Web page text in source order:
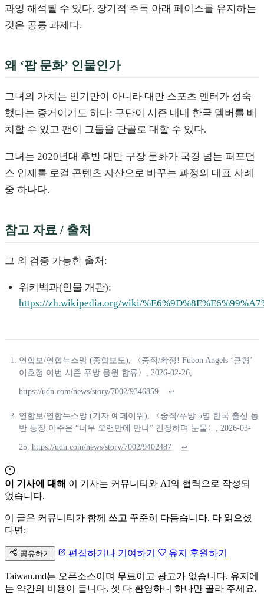
과잉 해석될 수 있다. 장기적 주목 아래 페이스를 유지하는
것은 공통 과제다.
왜 ‘팝 문화’ 인물인가
그녀의 가치는 인기만이 아니라 대만 스포츠 엔터가 성숙
했다는 증거이기도 하다: 구단이 시즌 내내 한국 멤버를 배
치할 수 있고 팬이 그들을 단골로 대할 수 있다.
그녀는 2020년대 후반 대만 구장 문화가 국경 넘는 퍼포먼
스 인재를 로컬 콘텐츠 자산으로 바꾸는 과정의 대표 사례
중 하나다.
참고 자료 / 출처
그 외 검증 가능한 출처:
위키백과(인물 개관):
https://zh.wikipedia.org/wiki/
연합보/연합뉴스망 (종합보도), 〈중직/확정! Fubon Angels ‘큰형’
이호정 이번 시즌 푸방 응원 합류〉, 2026-02-26,
https://udn.com/news/story/7002/9346859 ↩
연합보/연합뉴스망 (기자 예페이위), 〈중직/푸방 5명 한국 출신 동
반 등장 이주은 “너무 오랜만에 만나” 긴장하며 눈물〉, 2026-03-
25, https://udn.com/news/story/7002/9402487 ↩
이 기사에 대해 이 기사는 커뮤니티와 AI의 협력으로 작성되
었습니다.
이 글은 커뮤니티가 함께 쓰고 꾸준히 다듬습니다. 다 읽으셨
다면:
공유하기 편집하거나 기여하기 유지 후원하기
Taiwan.md는 오픈소스이며 무료이고 광고가 없습니다. 유지에
는 약간의 비용이 듭니다. 셋 다 환영하니 하나만 골라 주세요.